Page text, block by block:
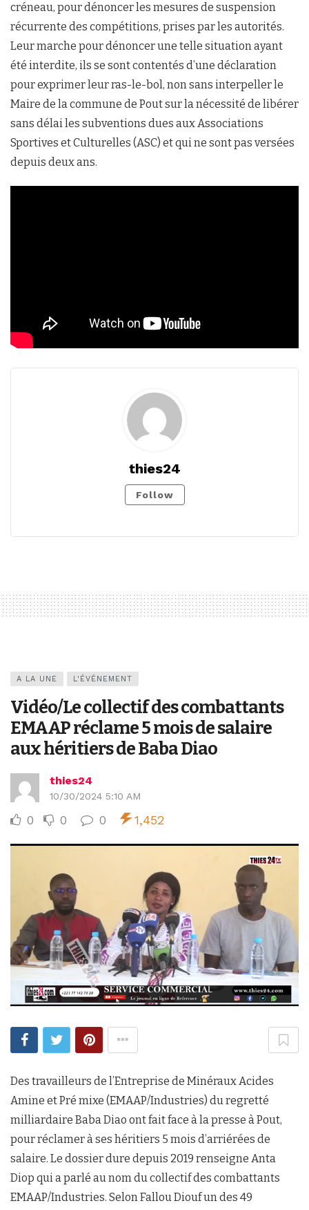
créneau, pour dénoncer les mesures de suspension
récurrente des compétitions, prises par les autorités.
Leur marche pour dénoncer une telle situation ayant
été interdite, ils se sont contentés d’une déclaration
pour exprimer leur ras-le-bol, non sans interpeller le
Maire de la commune de Pout sur la nécessité de libérer
sans délai les subventions dues aux Associations
Sportives et Culturelles (ASC) et qui ne sont pas versées
depuis deux ans.
thies24
Follow
A LA UNE L'ÉVÉNEMENT
Vidéo/Le collectif des combattants
EMAAP réclame 5 mois de salaire
aux héritiers de Baba Diao
thies24
10/30/2024 5:10 AM
0 0 0 1,452
Des travailleurs de l’Entreprise de Minéraux Acides
Amine et Pré mixe (EMAAP/Industries) du regretté
milliardaire Baba Diao ont fait face à la presse à Pout,
pour réclamer à ses héritiers 5 mois d’arriérées de
salaire. Le dossier dure depuis 2019 renseigne Anta
Diop qui a parlé au nom du collectif des combattants
EMAAP/Industries. Selon Fallou Diouf un des 49